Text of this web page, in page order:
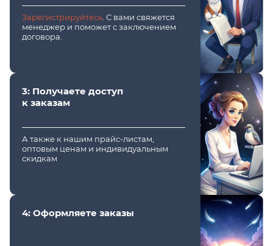
Зарегистрируйтесь . С вами свяжется
менеджер и поможет с заключением
договора.
3: Получаете доступ
к заказам
А также к нашим прайс-листам,
оптовым ценам и индивидуальным
скидкам
4: Оформляете заказы